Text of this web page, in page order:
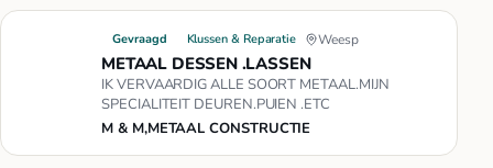
Gevraagd Klussen & Reparatie Weesp
METAAL DESSEN .LASSEN
IK VERVAARDIG ALLE SOORT METAAL.MIJN
SPECIALITEIT DEUREN.PUIEN .ETC
M & M,METAAL CONSTRUCTIE